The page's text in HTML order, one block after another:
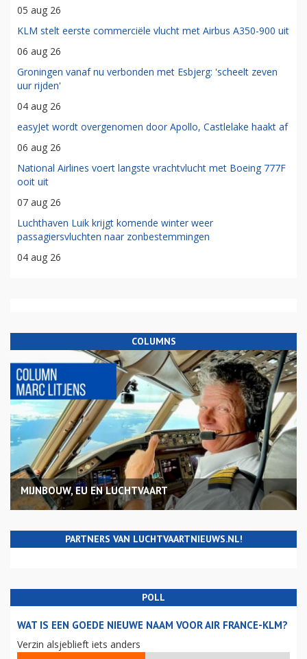
05 aug 26
KLM stelt eerste commerciële vlucht met Airbus A350-900 uit
06 aug 26
Groningen vanaf nu verbonden met Esbjerg: 'scheelt zeven
uur rijden'
04 aug 26
easyJet wordt overgenomen door Apollo, Castlelake haakt af
06 aug 26
National Airlines voert langste vrachtvlucht met Boeing 777F
ooit uit
07 aug 26
Luchthaven Luik krijgt komende winter weer
passagiersvluchten naar zonbestemmingen
04 aug 26
COLUMNS
MIJNBOUW, EU EN LUCHTVAART
PARTNERS VAN LUCHTVAARTNIEUWS.NL!
POLL
WAT IS EEN GOEDE NIEUWE NAAM VOOR AIR FRANCE-KLM?
Verzin alsjeblieft iets anders